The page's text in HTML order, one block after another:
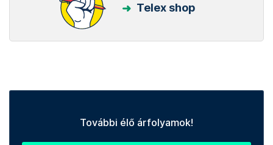
Telex shop
További élő árfolyamok!